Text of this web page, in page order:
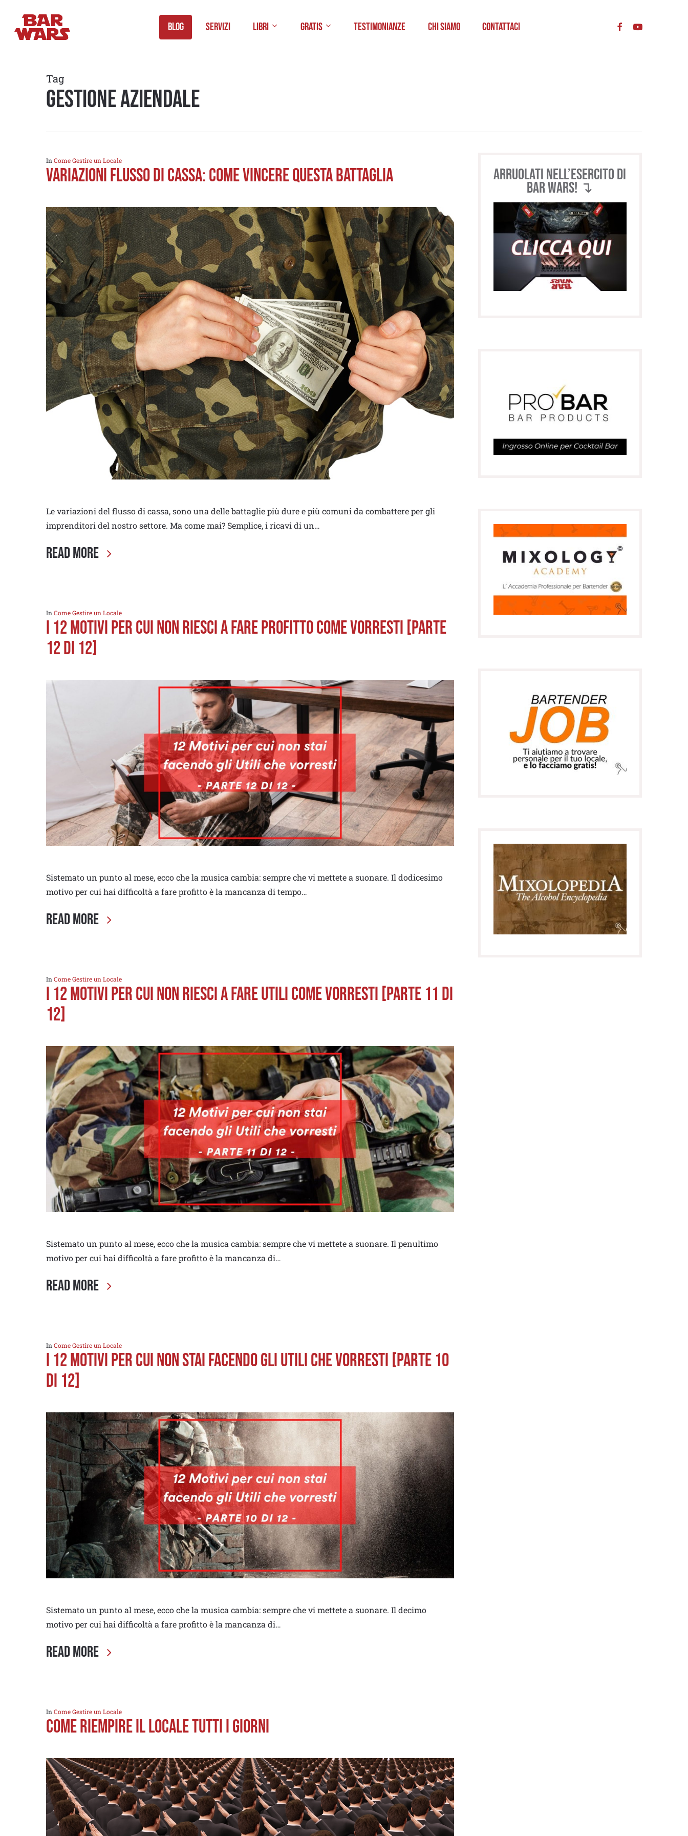
main
Blog Servizi Libri Gratis Testimonianze Chi Siamo Contattaci
Tag
gestione aziendale
In Come Gestire un Locale
VARIAZIONI FLUSSO DI CASSA: COME VINCERE QUESTA BATTAGLIA
Le variazioni del flusso di cassa, sono una delle battaglie più dure e più comuni da combattere per gli
imprenditori del nostro settore. Ma come mai? Semplice, i ricavi di un…
Read More
In Come Gestire un Locale
I 12 MOTIVI PER CUI NON RIESCI A FARE PROFITTO COME VORRESTI [PARTE
12 di 12]
Sistemato un punto al mese, ecco che la musica cambia: sempre che vi mettete a suonare. Il dodicesimo
motivo per cui hai difficoltà a fare profitto è la mancanza di tempo…
Read More
In Come Gestire un Locale
I 12 MOTIVI PER CUI NON RIESCI A FARE UTILI COME VORRESTI [PARTE 11 di
12]
Sistemato un punto al mese, ecco che la musica cambia: sempre che vi mettete a suonare. Il penultimo
motivo per cui hai difficoltà a fare profitto è la mancanza di…
Read More
In Come Gestire un Locale
I 12 MOTIVI PER CUI NON STAI FACENDO GLI UTILI CHE VORRESTI [PARTE 10
di 12]
Sistemato un punto al mese, ecco che la musica cambia: sempre che vi mettete a suonare. Il decimo
motivo per cui hai difficoltà a fare profitto è la mancanza di…
Read More
In Come Gestire un Locale
COME RIEMPIRE IL LOCALE TUTTI I GIORNI
Arruolati nell’esercito di
BAR WARS! ↴